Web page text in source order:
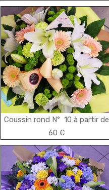
Coussin rond N° 10 à partir de
60 €